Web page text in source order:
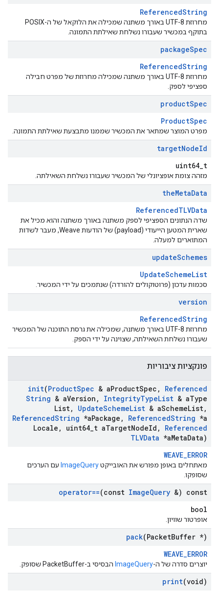
ReferencedString
מחרוזת UTF-8 באורך משתנה שמכילה את הלוקאל של ה-POSIX
בתוקף במכשיר שעבורו נשלחת שאילתת התמונה.
packageSpec
ReferencedString
מחרוזת UTF-8 באורך משתנה שמכילה מחרוזת של מפרט חבילה
ספציפי לספק.
productSpec
ProductSpec
מפרט המוצר שמתאר את המכשיר שממנו מתבצעת שאילתת התמונה.
targetNodeId
uint64_t
מזהה צומת אופציונלי של המכשיר שעבורו נשלחת השאילתה.
theMetaData
ReferencedTLVData
שדה הנתונים הספציפי לספק משתנה באורך משתנה והוא מכיל את
שארית המטען הייעודי (payload) של הודעות Weave, מעבר לשדות
המתוארים למעלה.
updateSchemes
UpdateSchemeList
סכמות עדכון (פרוטוקולים להורדה) שנתמכים על ידי המכשיר.
version
ReferencedString
מחרוזת UTF-8 באורך משתנה, שמכילה את גרסת התוכנה של המכשיר
שעבורו נשלחת השאילתה, שצוינה על ידי הספק.
פונקציות ציבוריות
init(ProductSpec & aProductSpec ,
Referenced
String & aVersion , IntegrityTypeList & aType
List, UpdateSchemeList & aSchemeList,
ReferencedString *aPackage , ReferencedString *a
Locale , uint64 t aTargetNodeId ,
Referenced
TLVData *aMetaData)
WEAVE_ERROR
מאתחלים באופן מפורש את האובייקטImageQuery עם הערכים
שסופקו.
operator==(const ImageQuery &) const
bool
אופרטור שוויון.
pack(PacketBuffer *)
WEAVE_ERROR
יוצרים סדרה של ה-ImageQuery הבסיסי ב-PacketBuffer שסופק.
print(void)